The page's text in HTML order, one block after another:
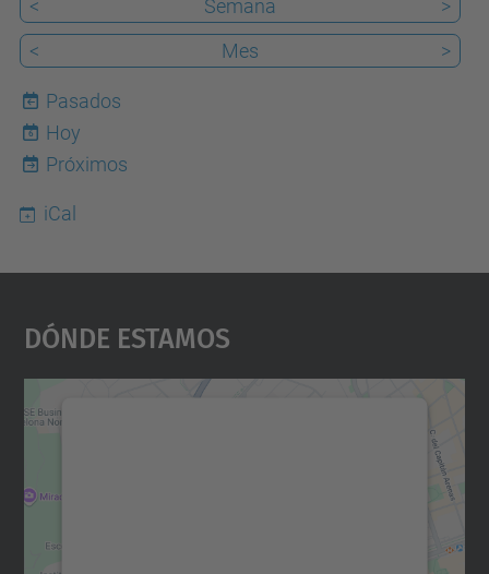
<
Semana
>
<
Mes >
Pasados
6
Hoy
Próximos
iCal
Dónde Estamos